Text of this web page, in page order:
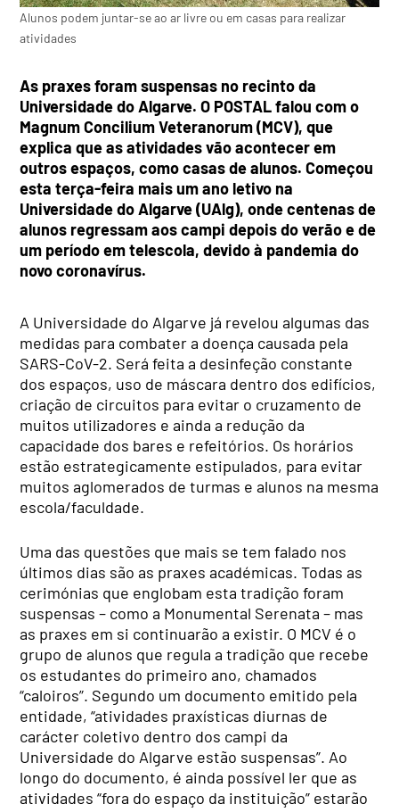
Alunos podem juntar-se ao ar livre ou em casas para realizar
atividades
As praxes foram suspensas no recinto da
Universidade do Algarve. O POSTAL falou com o
Magnum Concilium Veteranorum (MCV), que
explica que as atividades vão acontecer em
outros espaços, como casas de alunos. Começou
esta terça-feira mais um ano letivo na
Universidade do Algarve (UAlg), onde centenas de
alunos regressam aos campi depois do verão e de
um período em telescola, devido à pandemia do
novo coronavírus.
A Universidade do Algarve já revelou algumas das
medidas para combater a doença causada pela
SARS-CoV-2. Será feita a desinfeção constante
dos espaços, uso de máscara dentro dos edifícios,
criação de circuitos para evitar o cruzamento de
muitos utilizadores e ainda a redução da
capacidade dos bares e refeitórios. Os horários
estão estrategicamente estipulados, para evitar
muitos aglomerados de turmas e alunos na mesma
escola/faculdade.
Uma das questões que mais se tem falado nos
últimos dias são as praxes académicas. Todas as
cerimónias que englobam esta tradição foram
suspensas – como a Monumental Serenata – mas
as praxes em si continuarão a existir. O MCV é o
grupo de alunos que regula a tradição que recebe
os estudantes do primeiro ano, chamados
“caloiros”. Segundo um documento emitido pela
entidade, “atividades praxísticas diurnas de
carácter coletivo dentro dos campi da
Universidade do Algarve estão suspensas”. Ao
longo do documento, é ainda possível ler que as
atividades “fora do espaço da instituição” estarão